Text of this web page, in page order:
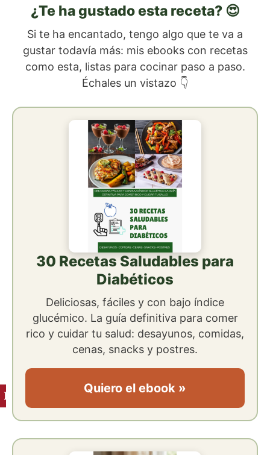
Ingredientes
¿Te ha gustado esta receta? 😍
Si te ha encantado, tengo algo que te va a
gustar todavía más: mis ebooks con recetas
como esta, listas para cocinar paso a paso.
Échales un vistazo 👇
30 Recetas Saludables para
Diabéticos
Deliciosas, fáciles y con bajo índice
glucémico. La guía definitiva para comer
rico y cuidar tu salud: desayunos, comidas,
cenas, snacks y postres.
Quiero el ebook »